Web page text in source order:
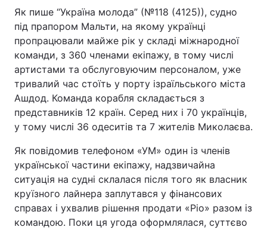
Головна Війна
Україна Політика
Як пише “Україна молода” (№118 (4125)), судно
під прапором Мальти, на якому українці
пропрацювали майже рік у складі міжнародної
команди, з 360 членами екіпажу, в тому числі
артистами та обслуговуючим персоналом, уже
тривалий час стоїть у порту ізраїльського міста
Ашдод. Команда корабля складається з
представників 12 країн. Серед них і 70 українців,
у тому числі 36 одеситів та 7 жителів Миколаєва.
Як повідомив телефоном «УМ» один із членів
української частини екіпажу, надзвичайна
ситуація на судні склалася після того як власник
круїзного лайнера заплутався у фінансових
справах і ухвалив рішення продати «Ріо» разом із
командою. Поки ця угода оформлялася, суттєво